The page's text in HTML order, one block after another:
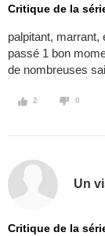
Critique de la
palpitant, marrant,
passé 1 bon
de nombreuses
2 0
Un
Critique de la